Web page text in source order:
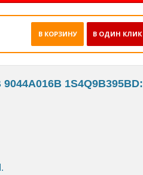
В ОДИН КЛИК
В КОРЗИНУ
1S4Q9B395BD: